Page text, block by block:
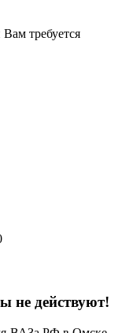
требуется
не действуют!